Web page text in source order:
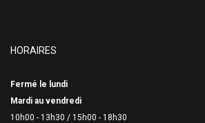
HORAIRES
Fermé le lundi
Mardi au vendredi
10h00 - 13h30 / 15h00 - 18h30